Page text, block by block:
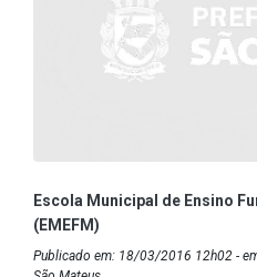
Escola Municipal de Ensino
(EMEFM)
Publicado em: 18/03/2016 12h02 -